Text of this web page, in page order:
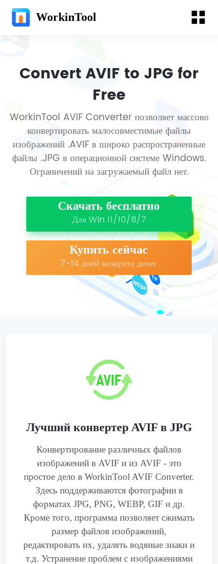
WorkinTool
Convert AVIF to JPG for
Free
WorkinTool AVIF Converter позволяет массово
конвертировать малосовместимые файлы
изображений .AVIF в широко распространенные
файлы .JPG в операционной системе Windows.
Ограничений на загружаемый файл нет.
Скачать бесплатно
Для Win 11/10/8/7
Купить сейчас
7-14 дней возврата денег
Лучший конвертер AVIF в JPG
Конвертирование различных файлов
изображений в AVIF и из AVIF - это
простое дело в WorkinTool AVIF Converter.
Здесь поддерживаются фотографии в
форматах JPG, PNG, WEBP, GIF и др.
Кроме того, программа позволяет сжимать
размер файлов изображений,
редактировать их, удалять водяные знаки и
т.д. Устранение проблем с изображениями